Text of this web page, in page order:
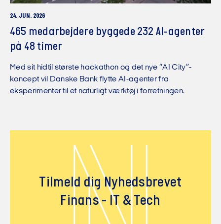
24. JUN. 2026
465 medarbejdere byggede 232 AI-agenter
på 48 timer
Med sit hidtil største hackathon og det nye “AI City”-
koncept vil Danske Bank flytte AI-agenter fra
eksperimenter til et naturligt værktøj i forretningen.
Tilmeld dig Nyhedsbrevet
Finans - IT & Tech